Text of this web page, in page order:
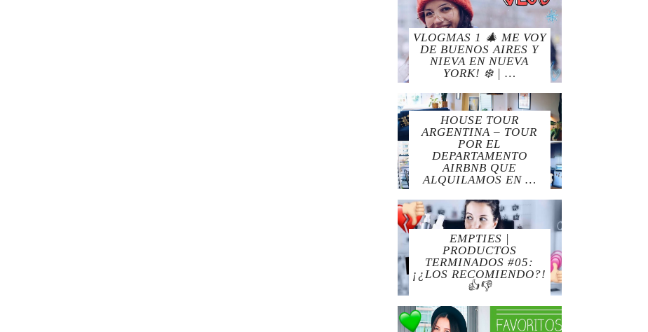
VLOGMAS 1 🎄 ME VOY
DE BUENOS AIRES Y
NIEVA EN NUEVA
YORK! ❄️ | …
HOUSE TOUR
ARGENTINA – TOUR
POR EL
DEPARTAMENTO
AIRBNB QUE
ALQUILAMOS EN …
EMPTIES |
PRODUCTOS
TERMINADOS #05:
¡¿LOS RECOMIENDO?!
👍👎